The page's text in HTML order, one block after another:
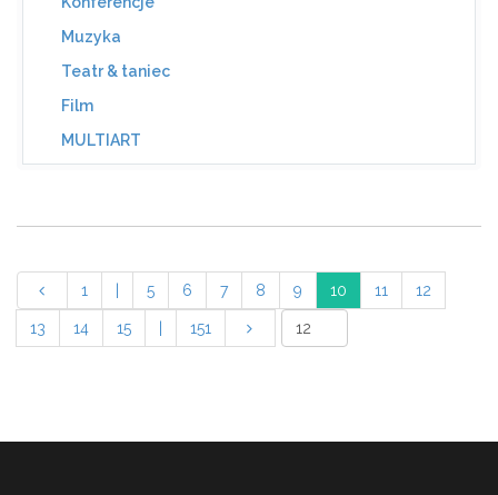
Muzyka
Teatr & taniec
Film
MULTIART
1 5 6 7 8 9 10 11 12
13 14 15 151